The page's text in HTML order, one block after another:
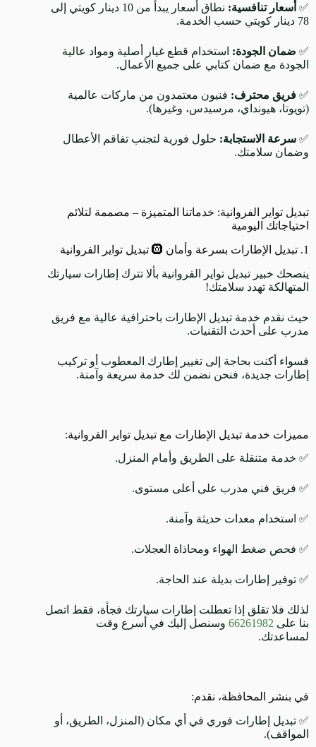
✅ أسعار تنافسية:
نطاق أسعار يبدأ من 10 دينار كويتي إلى
78 دينار كويتي حسب الخدمة.
✅ ضمان الجودة: استخدام قطع غيار أصلية ومواد عالية
الجودة مع ضمان كتابي على جميع الأعمال.
✅ فريق محترف: فنيون معتمدون من ماركات عالمية
(تويوتا، هيونداي، مرسيدس، وغيرها).
✅ سرعة الاستجابة: حلول فورية لتجنب تفاقم الأعطال
وضمان سلامتك.
تبديل تواير الفروانية: خدماتنا المتميزة – مصممة لتلائم
احتياجاتك اليومية
1. تبديل الإطارات بسرعة وأمان 🛞 تبديل تواير الفروانية
ينصحك خبير تبديل تواير الفروانية بألا تترك إطارات سيارتك
المتهالكة تهدد سلامتك!
حيث نقدم خدمة تبديل الإطارات باحترافية عالية مع فريق
مدرب على أحدث التقنيات.
فسواء أكنت بحاجة إلى تغيير إطارك المعطوب أو تركيب
إطارات جديدة، فنحن نضمن لك خدمة سريعة وآمنة.
مميزات خدمة تبديل الإطارات مع تبديل تواير الفروانية:
✅ خدمة متنقلة على الطريق وأمام المنزل.
✅ فريق فني مدرب على أعلى مستوى.
✅ استخدام معدات حديثة وآمنة.
✅ فحص ضغط الهواء ومحاذاة العجلات.
✅ توفير إطارات بديلة عند الحاجة.
لذلك فلا تقلق إذا تعطلت إطارات سيارتك فجأة، فقط اتصل
بنا على 66261982 وسنصل إليك في أسرع وقت
لمساعدتك.
في بنشر المحافظة، نقدم:
✅ تبديل إطارات فوري في أي مكان (المنزل، الطريق، أو
المواقف).